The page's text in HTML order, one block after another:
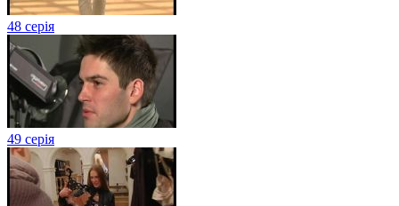
48 серія
49 серія